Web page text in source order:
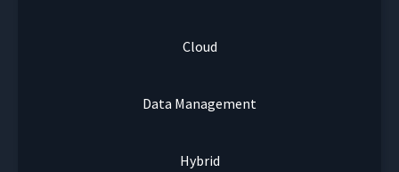
Cloud
Data Management
Hybrid